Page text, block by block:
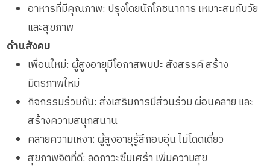
อาหารที่มีคุณภาพ: ปรุงโดยนักโภชนาการ เหมาะสมกับวัย
และสุขภาพ
ด้านสังคม
เพื่อนใหม่: ผู้สูงอายุมีโอกาสพบปะ สังสรรค์ สร้าง
มิตรภาพใหม่
กิจกรรมร่วมกัน: ส่งเสริมการมีส่วนร่วม ผ่อนคลาย และ
สร้างความสนุกสนาน
คลายความเหงา: ผู้สูงอายุรู้สึกอบอุ่น ไม่โดดเดี่ยว
สุขภาพจิตที่ดี: ลดภาวะซึมเศร้า เพิ่มความสุข